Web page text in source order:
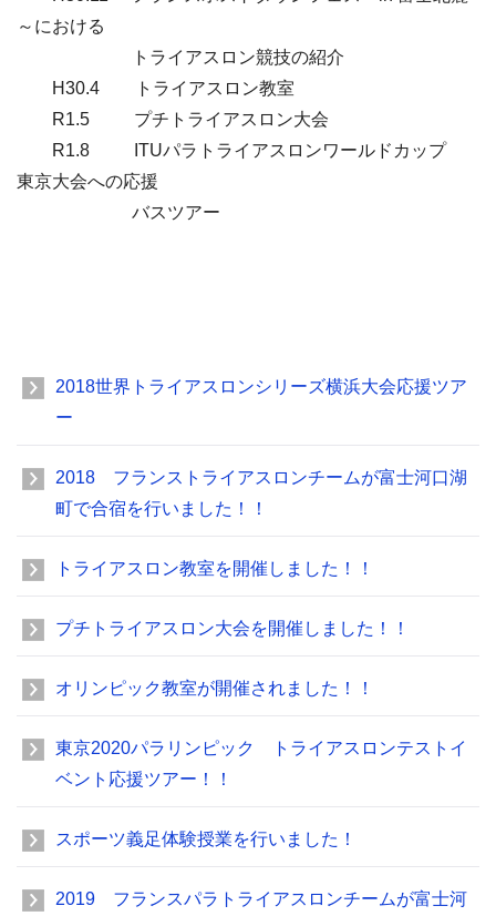
～における
トライアスロン競技の紹介
H30.4 トライアスロン教室
R1.5 プチトライアスロン大会
R1.8 ITUパラトライアスロンワールドカップ
東京大会への応援
バスツアー
2018世界トライアスロンシリーズ横浜大会応援ツア
ー
2018 フランストライアスロンチームが富士河口湖
町で合宿を行いました！！
トライアスロン教室を開催しました！！
プチトライアスロン大会を開催しました！！
オリンピック教室が開催されました！！
東京2020パラリンピック トライアスロンテストイ
ベント応援ツアー！！
スポーツ義足体験授業を行いました！
2019 フランスパラトライアスロンチームが富士河